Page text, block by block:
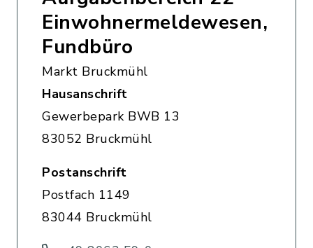
Einwohnermeldewesen,
Fundbüro
Markt Bruckmühl
Hausanschrift
Gewerbepark BWB 13
83052 Bruckmühl
Postanschrift
Postfach 1149
83044 Bruckmühl